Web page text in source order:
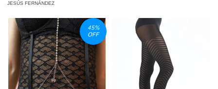
JESÚS FERNÁNDEZ
45%
OFF